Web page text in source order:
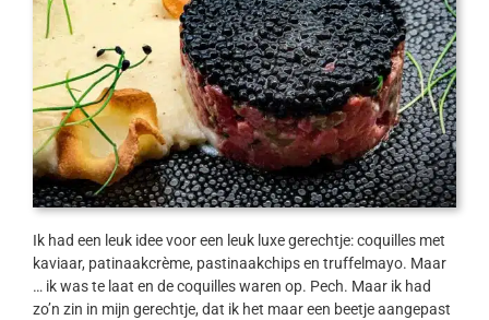
Ik had een leuk idee voor een leuk luxe gerechtje: coquilles met
kaviaar, patinaakcrème, pastinaakchips en truffelmayo. Maar
… ik was te laat en de coquilles waren op. Pech. Maar ik had
zo’n zin in mijn gerechtje, dat ik het maar een beetje aangepast